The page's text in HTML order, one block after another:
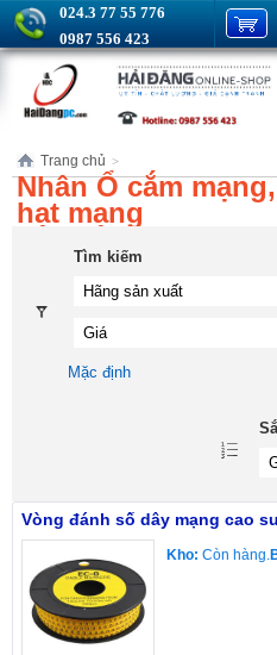
024.3 77 55 776
0987 556 423
Trang chủ >
Nhân Ổ cắm
hạt mạng
Tìm kiếm
Mặc định
Vòng đánh số dây mạng cao su
Kho: Còn hàng.